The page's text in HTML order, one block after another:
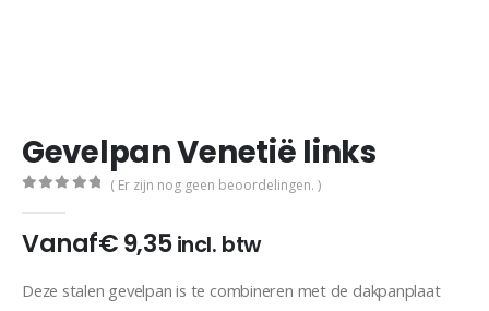
Gevelpan Venetië links
( Er zijn nog geen beoordelingen. )
Vanaf€9,35 incl. btw
Deze stalen gevelpan is te combineren met de dakpanplaat